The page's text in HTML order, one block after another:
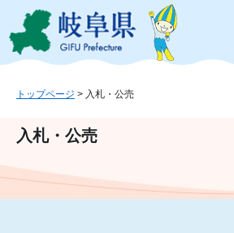
ジ
ュ
文
このページの本文へ
トップページ > 入札・公売
入札・公売